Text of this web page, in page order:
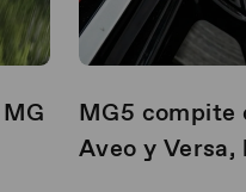
MG5 compite
Aveo y